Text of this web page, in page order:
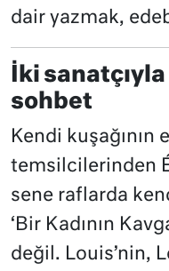
dair yazmak,
İki
sohbet
Kendi kuşağının
temsilcilerinden
sene raflarda
‘Bir Kadının
değil. Louis’nin,